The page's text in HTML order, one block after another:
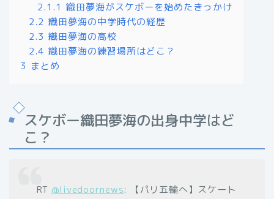
2.1.1 織田夢海がスケボーを始めたきっかけ
2.2 織田夢海の中学時代の経歴
2.3 織田夢海の高校
2.4 織田夢海の練習場所はどこ？
3 まとめ
スケボー織田夢海の出身中学はど
こ？
RT @livedoornews: 【パリ五輪へ】スケート